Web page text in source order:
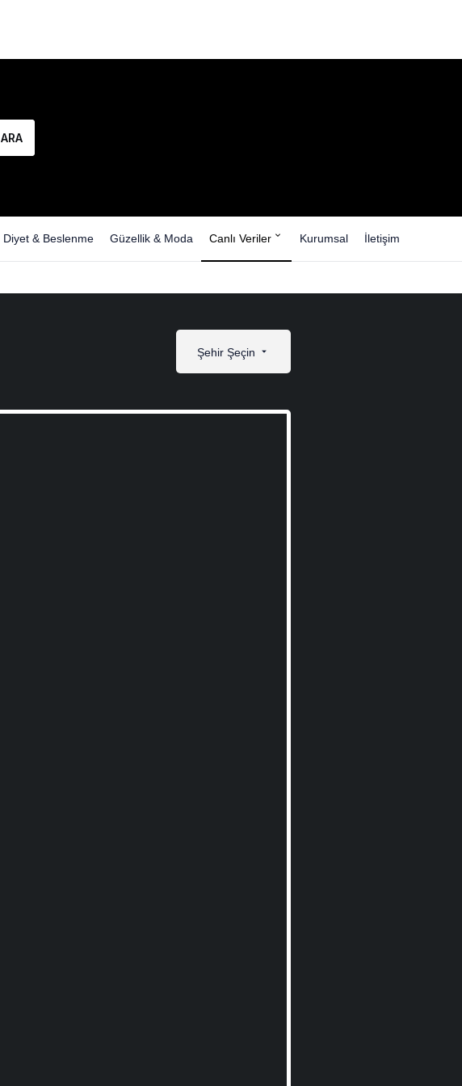
ARA
Diyet & Beslenme Güzellik & Moda Canlı Veriler Kurumsal İletişim
Şehir Şeçin